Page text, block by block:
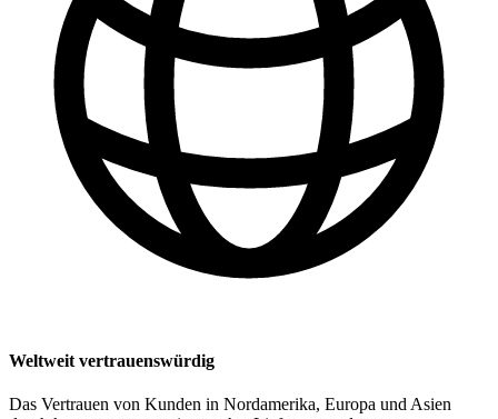
Weltweit vertrauenswürdig
Das Vertrauen von Kunden in Nordamerika, Europa und Asien